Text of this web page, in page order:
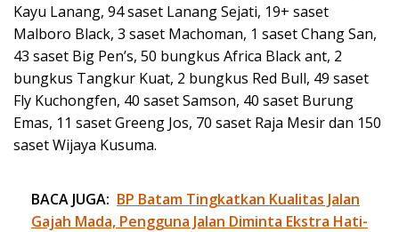
Kayu Lanang, 94 saset Lanang Sejati, 19+ saset
Malboro Black, 3 saset Machoman, 1 saset Chang San,
43 saset Big Pen’s, 50 bungkus Africa Black ant, 2
bungkus Tangkur Kuat, 2 bungkus Red Bull, 49 saset
Fly Kuchongfen, 40 saset Samson, 40 saset Burung
Emas, 11 saset Greeng Jos, 70 saset Raja Mesir dan 150
saset Wijaya Kusuma.
BACA JUGA: BP Batam Tingkatkan Kualitas Jalan
Gajah Mada, Pengguna Jalan Diminta Ekstra Hati-